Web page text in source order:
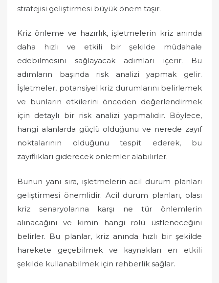
stratejisi geliştirmesi büyük önem taşır.
Kriz önleme ve hazırlık, işletmelerin kriz anında
daha hızlı ve etkili bir şekilde müdahale
edebilmesini sağlayacak adımları içerir. Bu
adımların başında risk analizi yapmak gelir.
İşletmeler, potansiyel kriz durumlarını belirlemek
ve bunların etkilerini önceden değerlendirmek
için detaylı bir risk analizi yapmalıdır. Böylece,
hangi alanlarda güçlü olduğunu ve nerede zayıf
noktalarının olduğunu tespit ederek, bu
zayıflıkları giderecek önlemler alabilirler.
Bunun yanı sıra, işletmelerin acil durum planları
geliştirmesi önemlidir. Acil durum planları, olası
kriz senaryolarına karşı ne tür önlemlerin
alınacağını ve kimin hangi rolü üstleneceğini
belirler. Bu planlar, kriz anında hızlı bir şekilde
harekete geçebilmek ve kaynakları en etkili
şekilde kullanabilmek için rehberlik sağlar.